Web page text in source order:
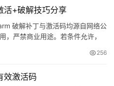
活+破解技巧分享
破解补丁与激活码均源自网络公
，严禁商业用途。若条件允许，
一目了然，爽到飞起！ 下面用图
256
效激活码